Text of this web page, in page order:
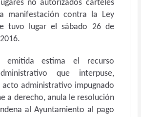
no autorizados carteles
manifestación contra la Ley
tuvo lugar el sábado 26 de
emitida estima el recurso
que interpuse,
acto administrativo impugnado
a derecho, anula le resolución
al Ayuntamiento al pago